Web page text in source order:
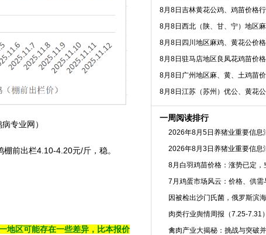
专业网）
前出栏4.10-4.20元/斤，稳。
地区可能存在一些差异，比本报价
8月8日吉林黄花公鸡、鸡苗价格
8月8日西北（陕、甘、宁）地区
行情
8月8日四川地区麻鸡、黄花公价
8月8日驻马店地区良凤花鸡苗价
8月8日广州地区麻、黄、土鸡苗
8月8日江苏（苏州）优公、黄花
一周阅读排行
2026年8月5日养猪业重要信息
2026年8月3日养猪业重要信息
8月白羽鸡苗价格：涨势已定，
7月鸡蛋市场风云：价格、供需
因被检出沙门氏菌，俄罗斯滨
肉类行业舆情周报（7.25-7.31）
禽肉产业大揭秘：挑战与突破